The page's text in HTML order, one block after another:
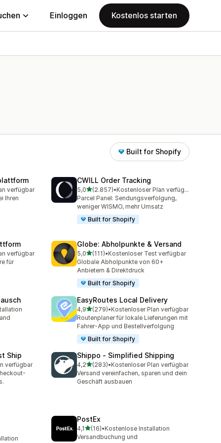
Einloggen Kostenlos starten
Built for Shopify
verfügbar
Ihren
CWILL Order Tracking
5,0von 5 Sternen
(2.857)
2857 Rezensionen insgesamt
•
Kostenloser Plan verfügbar
Parcel Panel: Sendungsverfolgung,
weniger WISMO, mehr Umsatz
Built for Shopify
verfügbar
für
Globe: Abholpunkte & Versand
5,0von 5 Sternen
(111)
111 Rezensionen insgesamt
•Kostenloser Test verfügbar
Globale Abholpunkte von 60+
Anbietern & Direktdruck
Built for Shopify
EasyRoutes Local Delivery
4,9von 5 Sternen
(279)
279 Rezensionen insgesamt
•Kostenloser Plan verfügbar
Routenplaner für lokale Lieferungen mit
Fahrer-App und Bestellverfolgung
Built for Shopify
Ship
verfügbar
Shippo ‑ Simplified Shipping
4,2von 5 Sternen
(283)
283 Rezensionen insgesamt
•Kostenloser Plan verfügbar
Versand vereinfachen, sparen und dein
Geschäft ausbauen
PostEx
4,1von 5 Sternen
(16)
16 Rezensionen insgesamt
•Kostenlose Installation
Versandbuchung und